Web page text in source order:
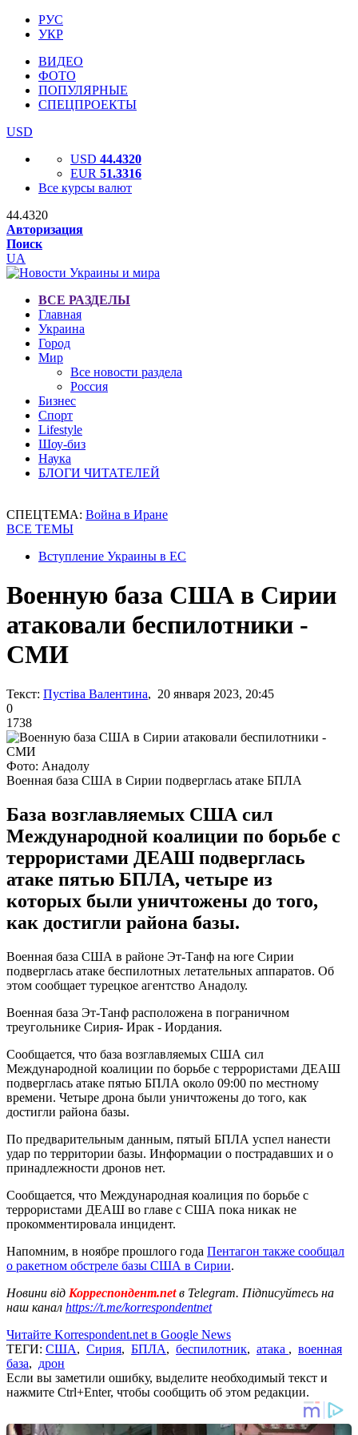
РУС
УКР
ВИДЕО
ФОТО
ПОПУЛЯРНЫЕ
СПЕЦПРОЕКТЫ
USD
USD 44.4320
EUR 51.3316
Все курсы валют
44.4320
Авторизация
Поиск
UA
ВСЕ РАЗДЕЛЫ
Главная
Украина
Город
Мир
Все новости раздела
Россия
Бизнес
Спорт
Lifestyle
Шоу-биз
Наука
БЛОГИ ЧИТАТЕЛЕЙ
СПЕЦТЕМА: Война в Иране
ВСЕ ТЕМЫ
Вступление Украины в ЕС
Военную база США в Сирии
атаковали беспилотники -
СМИ
Текст: Пустіва Валентина, 20 января 2023, 20:45
0
1738
Фото: Анадолу
Военная база США в Сирии подверглась атаке БПЛА
База возглавляемых США сил
Международной коалиции по борьбе с
террористами ДЕАШ подверглась
атаке пятью БПЛА, четыре из
которых были уничтожены до того,
как достигли района базы.
Военная база США в районе Эт-Танф на юге Сирии
подверглась атаке беспилотных летательных аппаратов. Об
этом сообщает турецкое агентство Анадолу.
Военная база Эт-Танф расположена в пограничном
треугольнике Сирия- Ирак - Иордания.
Сообщается, что база возглавляемых США сил
Международной коалиции по борьбе с террористами ДЕАШ
подверглась атаке пятью БПЛА около 09:00 по местному
времени. Четыре дрона были уничтожены до того, как
достигли района базы.
По предварительным данным, пятый БПЛА успел нанести
удар по территории базы. Информации о пострадавших и о
принадлежности дронов нет.
Сообщается, что Международная коалиция по борьбе с
террористами ДЕАШ во главе с США пока никак не
прокомментировала инцидент.
Напомним, в ноябре прошлого года Пентагон также сообщал
о ракетном обстреле базы США в Сирии.
Новини від Корреспондент.netв Telegram. Підписуйтесь на
наш канал https://t.me/korrespondentnet
Читайте Korrespondent.net в Google News
ТЕГИ: США, Сирия, БПЛА, беспилотник, атака , военная
база, дрон
Если вы заметили ошибку, выделите необходимый текст и
нажмите Ctrl+Enter, чтобы сообщить об этом редакции.